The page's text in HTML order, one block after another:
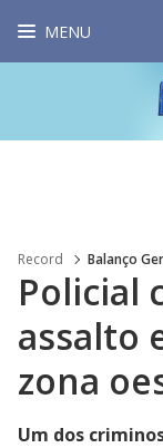
MENU
Record Balanço
Policial
assalto
zona
Um dos